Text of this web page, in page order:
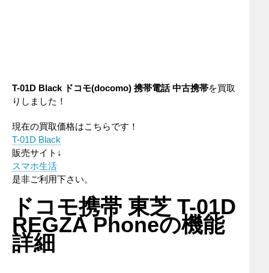
T-01D Black ドコモ(docomo) 携帯電話中古携帯を買取
りしました！
現在の買取価格はこちらです！
T-01D Black
販売サイト↓
スマホ生活
是非ご利用下さい。
ドコモ携帯 東芝 T-01D
REGZA Phoneの機能
詳細